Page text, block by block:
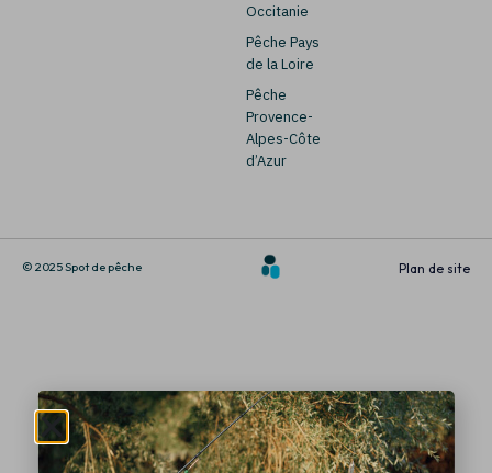
Occitanie
Pêche Pays
de la Loire
Pêche
Provence-
Alpes-Côte
d’Azur
© 2025 Spot de pêche Plan de site